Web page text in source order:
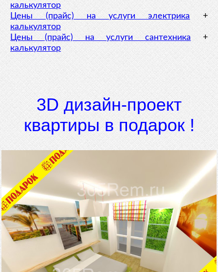
калькулятор
Цены (прайс) на услуги электрика +
калькулятор
Цены (прайс) на услуги сантехника+
калькулятор
3D дизайн-проект
квартиры в подарок !